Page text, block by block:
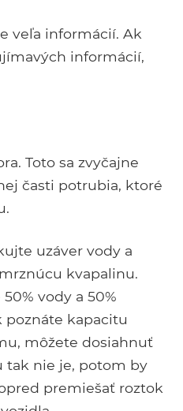
veľa informácií. Ak
informácií,
Toto sa zvyčajne
časti potrubia, ktoré
uzáver vody a
kvapalinu.
vody a 50%
poznáte kapacitu
môžete dosiahnuť
nie je, potom by
premiešať roztok